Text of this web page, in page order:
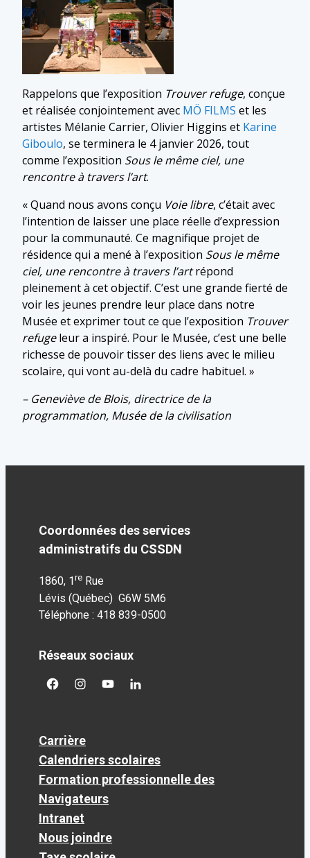
Rappelons que l’exposition Trouver refuge, conçue
et réalisée conjointement avec MÖ FILMS et les
artistes Mélanie Carrier, Olivier Higgins et Karine
Giboulo, se terminera le 4 janvier 2026, tout
comme l’exposition Sous le même ciel, une
rencontre à travers l’art.
« Quand nous avons conçu Voie libre, c’était avec
l’intention de laisser une place réelle d’expression
pour la communauté. Ce magnifique projet de
résidence qui a mené à l’exposition Sous le même
ciel, une rencontre à travers l’artrépond
pleinement à cet objectif. C’est une grande fierté de
voir les jeunes prendre leur place dans notre
Musée et exprimer tout ce que l’exposition Trouver
refugeleur a inspiré. Pour le Musée, c’est une belle
richesse de pouvoir tisser des liens avec le milieu
scolaire, qui vont au-delà du cadre habituel. »
– Geneviève de Blois, directrice de la
programmation, Musée de la civilisation
Coordonnées des services
administratifs du CSSDN
1860, 1 re Rue
Lévis (Québec) G6W 5M6
Téléphone : 418 839-0500
Réseaux sociaux
facebookgoogleplus
googleplusgoogleplus
Carrière
Calendriers scolaires
Formation professionnelle des
Navigateurs
Intranet
Nous joindre